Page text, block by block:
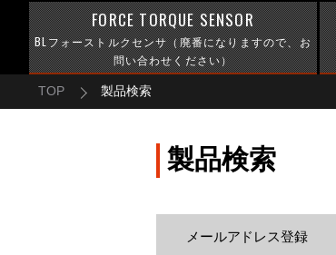
FORCE TORQUE SENSOR
BLフォーストルクセンサ（廃番になりますので、お
問い合わせください）
TOP 製品検索
製品検索
メールアドレス登録